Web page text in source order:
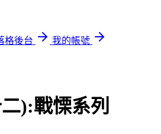
格後台
我的帳號
):戰慄系列